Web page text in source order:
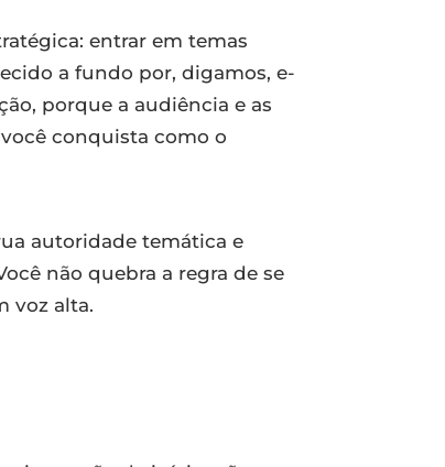
entrar em temas
a fundo por, digamos, e-
porque a audiência e as
conquista como o
autoridade temática e
não quebra a regra de se
voz alta.